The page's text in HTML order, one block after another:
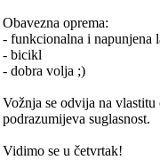
Obavezna oprema:
- funkcionalna i napunjena
- bicikl
- dobra volja ;)
Vožnja se odvija na
podrazumijeva suglasnost.
Vidimo se u četvrtak!